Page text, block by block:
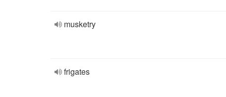
musketry
frigates